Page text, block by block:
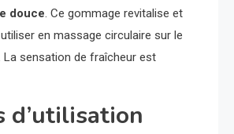
douce. Ce gommage revitalise et
en massage circulaire sur le
La sensation de fraîcheur est
d’utilisation